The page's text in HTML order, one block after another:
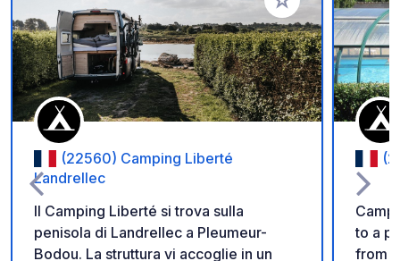
Aggiungi ai tuoi
(22560) Camping Liberté
Landrellec
Il Camping Liberté si trova sulla
penisola di Landrellec a Pleumeur-
Bodou. La struttura vi accoglie in un
to a
from